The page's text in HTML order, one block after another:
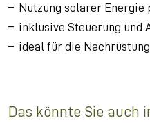
Nutzung solarer Energie
inklusive Steuerung und
ideal für die
Das könnte Sie auch